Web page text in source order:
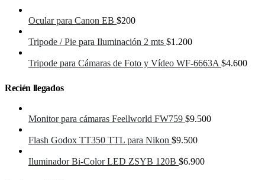
Ocular para Canon EB $200
Tripode / Pie para Iluminación 2 mts $1.200
Tripode para Cámaras de Foto y Vídeo WF-6663A $4.600
Recién llegados
Monitor para cámaras Feellworld FW759 $9.500
Flash Godox TT350 TTL para Nikon $9.500
Iluminador Bi-Color LED ZSYB 120B $6.900